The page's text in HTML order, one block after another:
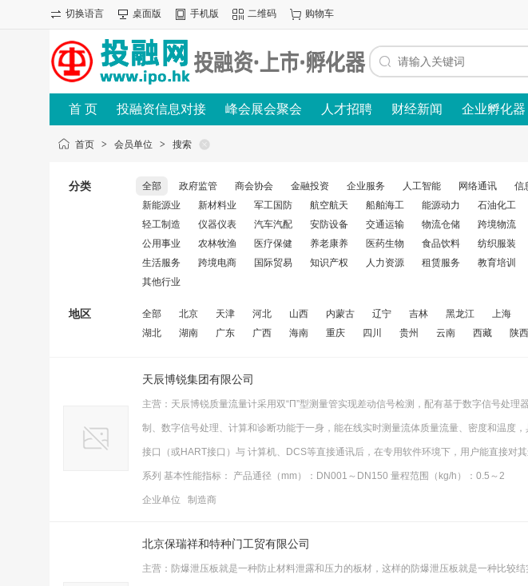
切换语言 桌面版 手机版 二维码 购物车
首 页 投融资信息对接 峰会展会聚会 人才招聘 财经新闻 企业孵化器
首页 > 会员单位 > 搜索
分类 全部 政府监管 商会协会 金融投资 企业服务 人工智能 网络通讯 信
新能源业
新材料业 军工国防 航空航天 船舶海工 能源动力 石油化工
轻工制造
仪器仪表 汽车汽配 安防设备 交通运输 物流仓储 跨境物流
公用事业
农林牧渔 医疗保健 养老康养 医药生物 食品饮料 纺织服装
生活服务
跨境电商 国际贸易 知识产权 人力资源 租赁服务 教育培训
其他行业
地区 全部 北京 天津 河北 山西 内蒙古 辽宁 吉林 黑龙江 上海
湖北
湖南 广东 广西 海南 重庆 四川 贵州 云南 西藏 陕西
天辰博锐集团有限公司
主营：天辰博锐质量流量计采用双“Π”型测量管实现差动信号检测，配有基于数字信号处理
制、数字信号处理、计算和诊断功能于一身，能在线实时测量流体质量流量、密度和温度
接口（或HART接口）与 计算机、DCS等直接通讯后，在专用软件环境下，用户能直接对
系列 基本性能指标： 产品通径（mm）：DN001～DN150 量程范围（kg/h）：0.5～2
企业单位 制造商
北京保瑞祥和特种门工贸有限公司
主营：防爆泄压板就是一种防止材料泄露和压力的板材，这样的防爆泄压板就是一种比较